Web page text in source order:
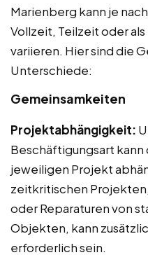
Marienberg kann je
Vollzeit, Teilzeit oder
variieren. Hier sind die
Unterschiede:
Gemeinsamkeiten
Projektabhängigkeit:
Beschäftigungsart
jeweiligen Projekt
zeitkritischen
oder Reparaturen von
Objekten, kann
erforderlich sein.